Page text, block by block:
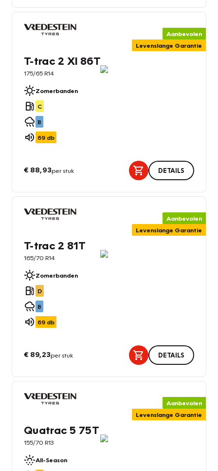
Aanbevolen
Levenslange Garantie
T-trac 2 Xl 86T
175/65 R14
Zomerbanden
C
B
69 db
€ 88,93per stuk DETAILS
Aanbevolen
Levenslange Garantie
T-trac 2 81T
165/70 R14
Zomerbanden
D
B
69 db
€ 89,23per stuk DETAILS
Aanbevolen
Levenslange Garantie
Quatrac 5 75T
155/70 R13
All-Season